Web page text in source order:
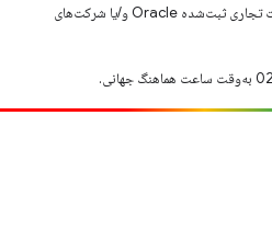
مراجعه کنید. جاوا علامت تجاری ثبت‌شده Oracle و/یا شرکت‌های